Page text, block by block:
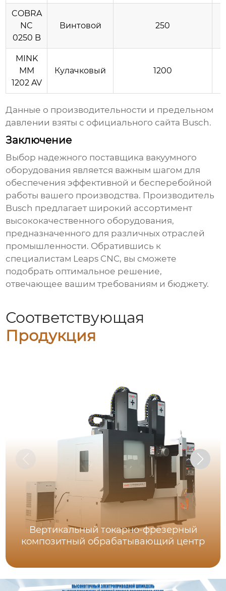
COBRA
NC
0250 B
Винтовой 250
MINK
MM
1202 AV
Кулачковый 1200
Данные о производительности и предельном
давлении взяты с официального сайта Busch.
Заключение
Выбор надежного поставщика вакуумного
оборудования является важным шагом для
обеспечения эффективной и бесперебойной
работы вашего производства. Производитель
Busch предлагает широкий ассортимент
высококачественного оборудования,
предназначенного для различных отраслей
промышленности. Обратившись к
специалистам Leaps CNC, вы сможете
подобрать оптимальное решение,
отвечающее вашим требованиям и бюджету.
Соответствующая
Продукция
Вертикальный токарно-фрезерный
композитный обрабатывающий центр